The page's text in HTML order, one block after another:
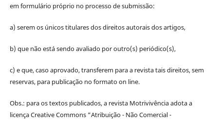
em formulário próprio no processo de submissão:
a) serem os únicos titulares dos direitos autorais dos artigos,
b) que não está sendo avaliado por outro(s) periódico(s),
c) e que, caso aprovado, transferem para a revista tais direitos, sem
reservas, para publicação no formato on line.
Obs.: para os textos publicados, a revista Motrivivência adota a
licença Creative Commons “Atribuição - Não Comercial -